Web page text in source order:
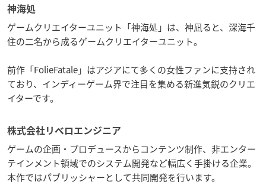
神海処
ゲームクリエイターユニット「神海処」は、神凪ると、深海千
住の二名から成るゲームクリエイターユニット。
前作「FolieFatale」はアジアにて多くの女性ファンに支持され
ており、インディーゲーム界で注目を集める新進気鋭のクリエ
イターです。
株式会社リベロエンジニア
ゲームの企画・プロデュースからコンテンツ制作、非エンター
テインメント領域でのシステム開発など幅広く手掛ける企業。
本作ではパブリッシャーとして共同開発を行います。